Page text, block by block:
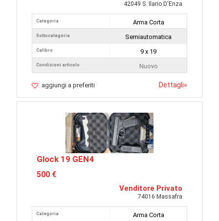
42049 S. Ilario D'Enza
Categoria
Sottocategoria
Calibro
Condizioni articolo
Arma Corta
Semiautomatica
9 x 19
Nuovo
aggiungi a preferiti Dettagli»
Glock 19 GEN4
500 €
Venditore Privato
74016 Massafra
Categoria
Arma Corta